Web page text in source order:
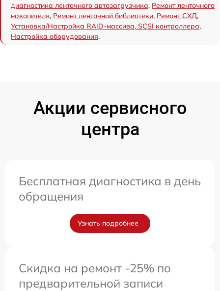
диагностика ленточного автозагрузчика, Ремонт ленточного
накопителя, Ремонт ленточной библиотеки, Ремонт СХД,
Установка/Настройка RAID-массива, SCSI контроллера,
Настройка оборудования.
Акции сервисного
центра
Бесплатная диагностика в день
обращения
Узнать подробнее
Скидка на ремонт -25% по
предварительной записи